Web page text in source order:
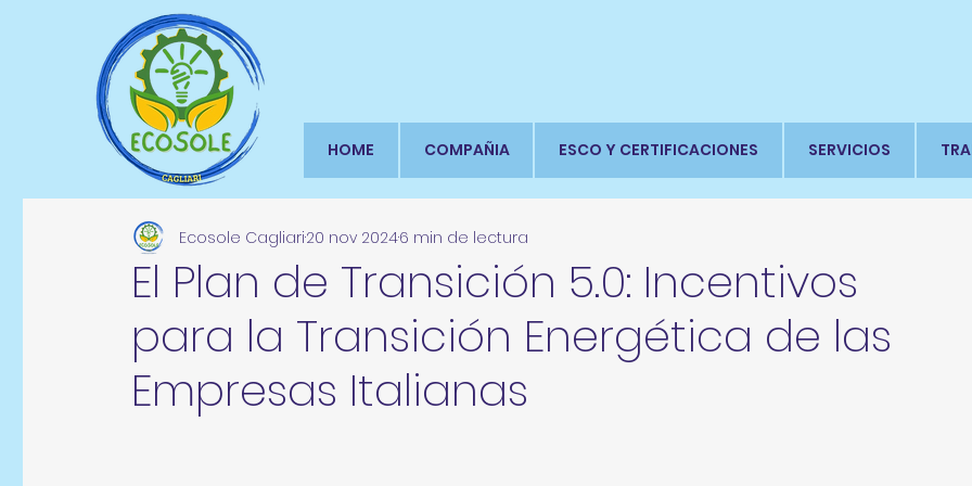
El Plan de Transición 5.0: Incentivos
para la Transición Energética de las
Empresas Italianas
Ecosole Cagliari20 nov 20246 min de lectura
HOME COMPAÑIA ESCO Y CERTIFICACIONES SERVICIOS